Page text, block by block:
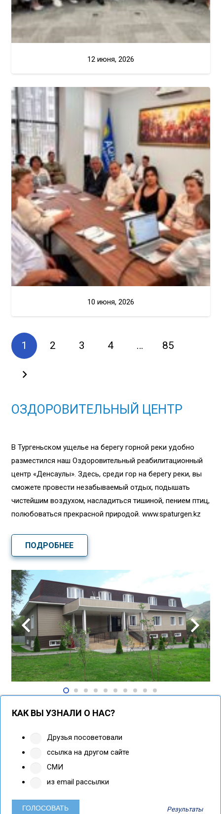
12 июня, 2026
10 июня, 2026
1 2 3 4 … 85
ОЗДОРОВИТЕЛЬНЫЙ ЦЕНТР
В Тургеньском ущелье на берегу горной реки удобно
разместился наш Оздоровительный реабилитационный
центр «Денсаулық». Здесь, среди гор на берегу реки, вы
сможете провести незабываемый отдых, подышать
чистейшим воздухом, насладиться тишиной, пением птиц,
полюбоваться прекрасной природой. www.spaturgen.kz
ПОДРОБНЕЕ
КАК ВЫ УЗНАЛИ О НАС?
Друзья посоветовали
ссылка на другом сайте
СМИ
из email рассылки
Результаты